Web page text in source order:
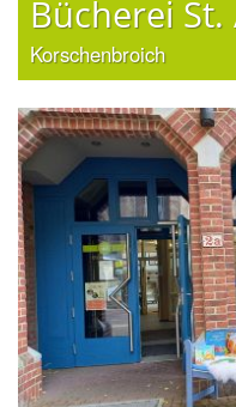
Bücherei
Korschenbroich